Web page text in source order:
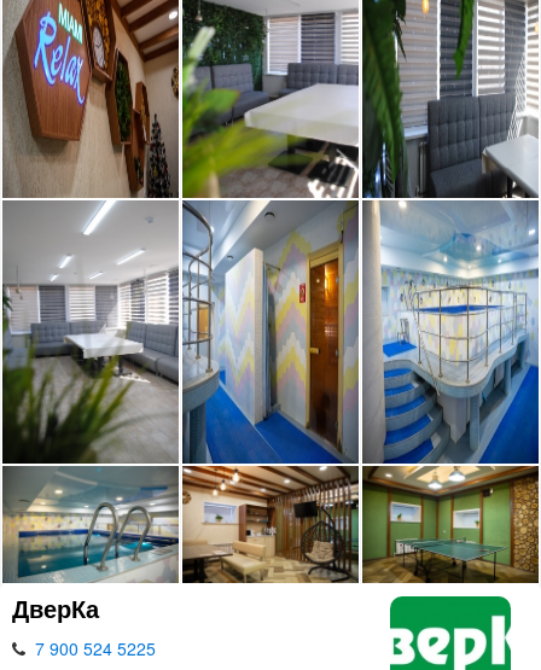
ДверКа
7 900 524 5225